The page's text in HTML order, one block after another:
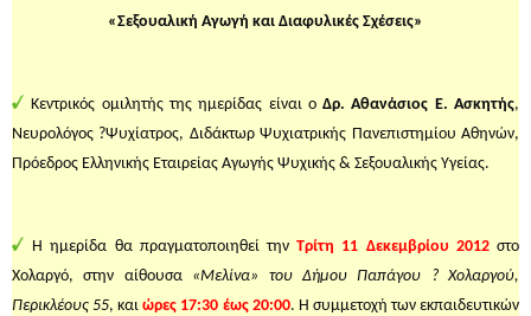
«Σεξουαλική Αγωγή και Διαφυλικές Σχέσεις»
Κεντρικός ομιλητής της ημερίδας είναι οΔρ. Αθανάσιος Ε. Ασκητής,
Νευρολόγος ?Ψυχίατρος, Διδάκτωρ Ψυχιατρικής Πανεπιστημίου Αθηνών,
Πρόεδρος Ελληνικής Εταιρείας Αγωγής Ψυχικής & Σεξουαλικής Υγείας.
Η ημερίδα θα πραγματοποιηθεί τηνΤρίτη 11 Δεκεμβρίου 2012στο
Χολαργό, στην αίθουσα «Μελίνα» του Δήμου Παπάγου ? Χολαργού,
Περικλέους 55, καιώρες 17:30 έως 20:00. Η συμμετοχή των εκπαιδευτικών